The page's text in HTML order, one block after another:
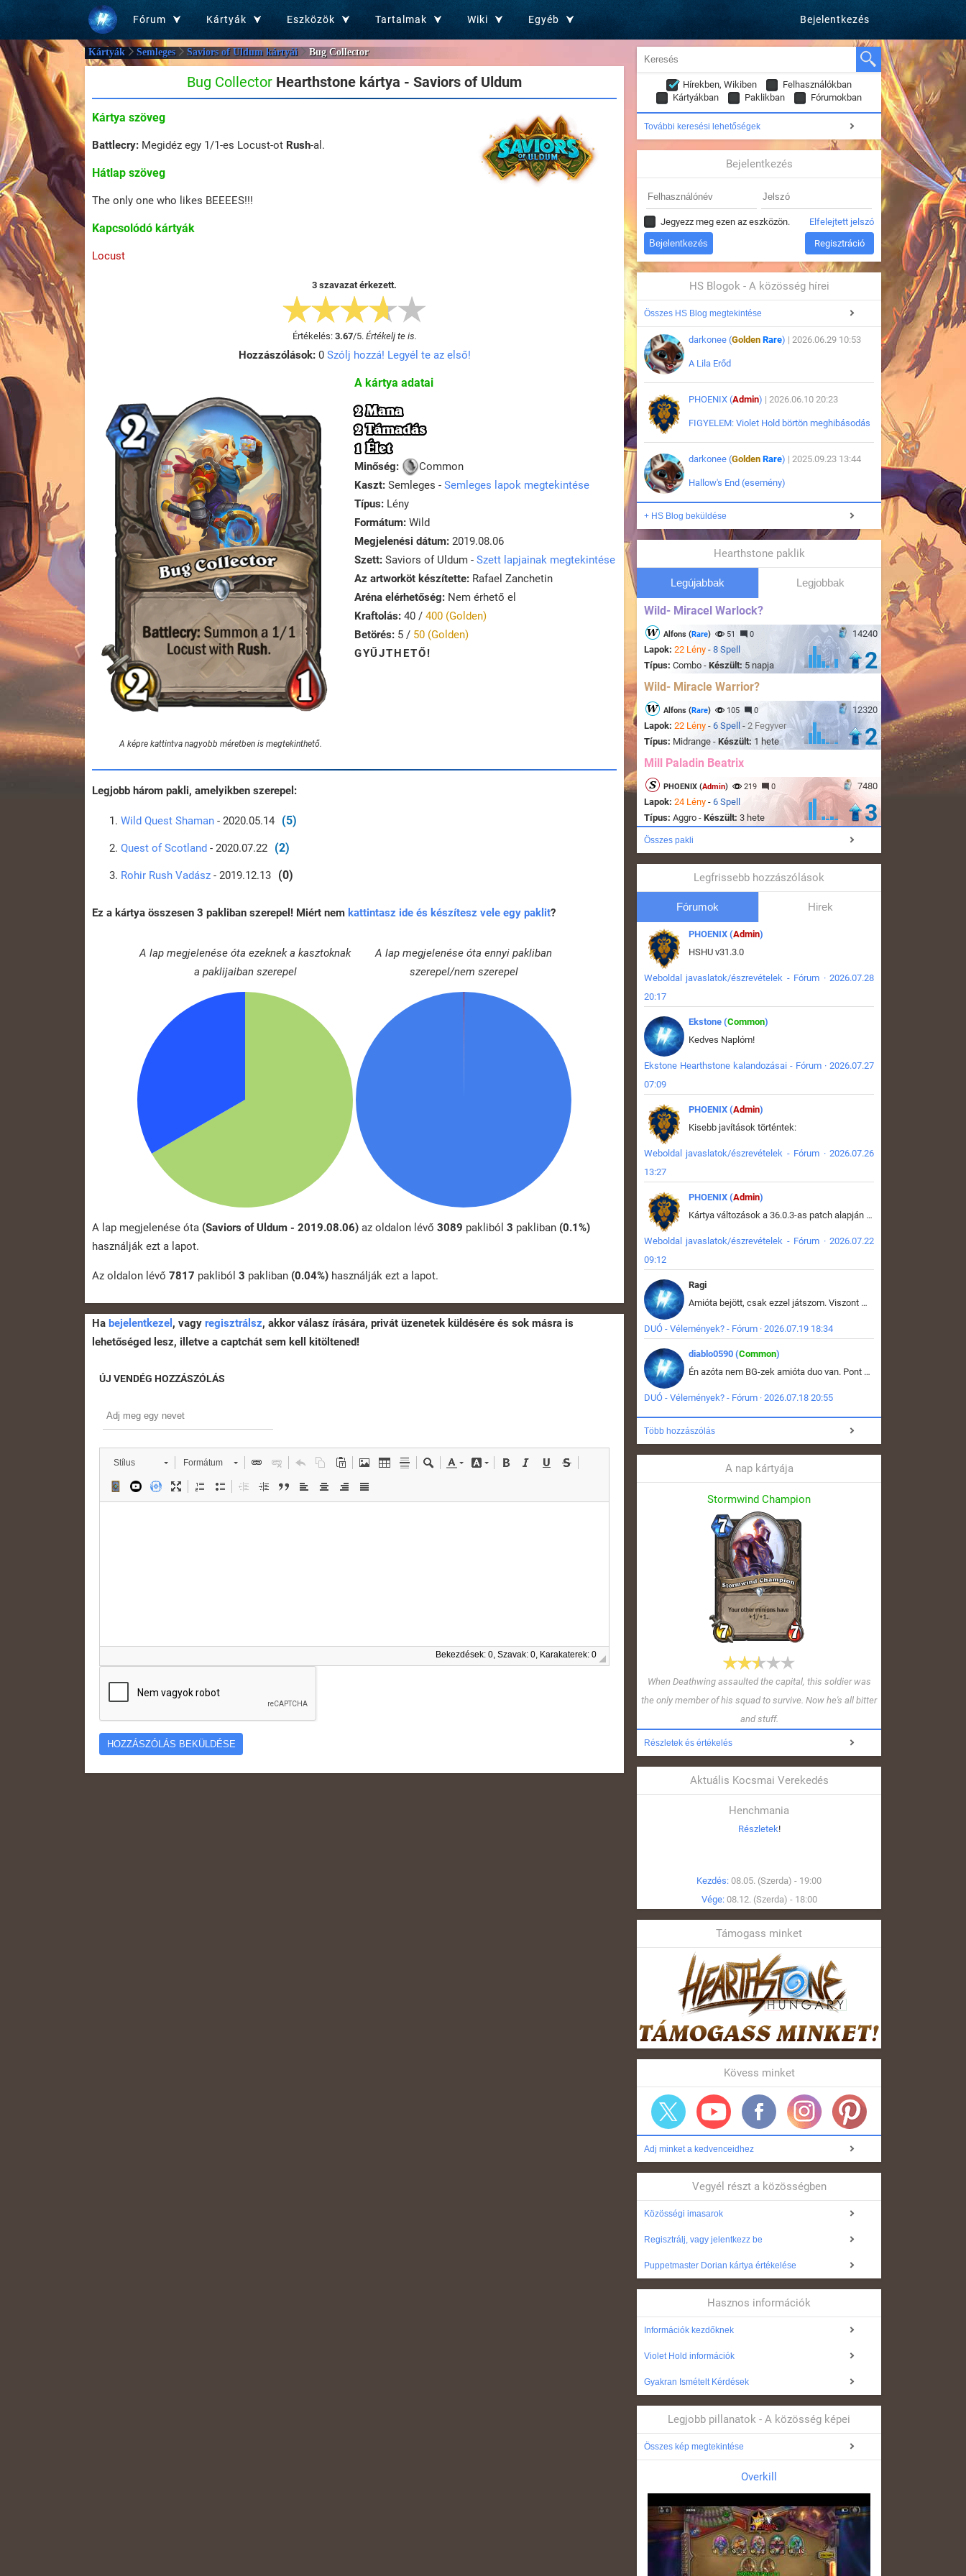
Fórum Kártyák Eszközök Tartalmak Wiki Egyéb Bejelentkezés
Kártyák Semleges Saviors of Uldum kártyái Bug Collector
Bug Collector Hearthstone kártya - Saviors of Uldum
Kártya szöveg
Battlecry: Megidéz egy 1/1-es Locust-ot Rush-al.
Hátlap szöveg
The only one who likes BEEEES!!!
Kapcsolódó kártyák
Locust
3 szavazat érkezett.
Értékelés: 3.67/5. Értékelj te is.
Hozzászólások:0 Szólj hozzá! Legyél te az első!
A képre kattintva nagyobb méretben is megtekinthető.
A kártya adatai
2 Mana
2 Támadás
1 Élet
Minőség:
Common
Kaszt: Semleges - Semleges lapok megtekintése
Típus: Lény
Formátum: Wild
Megjelenési dátum: 2019.08.06
Szett: Saviors of Uldum - Szett lapjainak megtekintése
Az artworköt készítette: Rafael Zanchetin
Aréna elérhetőség: Nem érhető el
Kraftolás: 40 / 400 (Golden)
Betörés: 5 / 50 (Golden)
GYŰJTHETŐ!
Legjobb három pakli, amelyikben szerepel:
Wild Quest Shaman - 2020.05.14 (5)
Quest of Scotland - 2020.07.22 (2)
Rohir Rush Vadász - 2019.12.13 (0)
Ez a kártya összesen 3 pakliban szerepel! Miért nem kattintasz ide és készítesz vele egy paklit?
A lap megjelenése óta ezeknek a kasztoknak
a paklijaiban szerepel
A lap megjelenése óta ennyi pakliban
szerepel/nem szerepel
A lap megjelenése óta (Saviors of Uldum - 2019.08.06) az oldalon lévő 3089 pakliból 3 pakliban (0.1%)
használják ezt a lapot.
Az oldalon lévő 7817 pakliból 3 pakliban (0.04%) használják ezt a lapot.
Ha bejelentkezel , vagy regisztrálsz, akkor válasz írására, privát üzenetek küldésére és sok másra is
lehetőséged lesz, illetve a captchát sem kell kitöltened!
ÚJ VENDÉG HOZZÁSZÓLÁS
Stílus Formátum
Bekezdések: 0, Szavak: 0, Karakaterek: 0
Hírekben, Wikiben
Felhasználókban
Kártyákban
Paklikban Fórumokban
További keresési lehetőségek
Bejelentkezés
Jegyezz meg ezen az eszközön. Elfelejtett jelszó
Regisztráció
HS Blogok - A közösség hírei
Összes HS Blog megtekintése
darkonee (Golden Rare) | 2026.06.29 10:53
A Lila Erőd
PHOENIX (Admin) | 2026.06.10 20:23
FIGYELEM: Violet Hold börtön meghibásodás
darkonee (Golden Rare) | 2025.09.23 13:44
Hallow's End (esemény)
+ HS Blog beküldése
Hearthstone paklik
Legújabbak Legjobbak
Wild- Miracel Warlock?
14240
Alfons (Rare) 51 0
Lapok: 22 Lény - 8 Spell
Típus: Combo - Készült: 5 napja 2
Wild- Miracle Warrior?
12320
Alfons (Rare) 105 0
Lapok: 22 Lény - 6 Spell - 2 Fegyver
Típus: Midrange - Készült: 1 hete 2
Mill Paladin Beatrix
7480
PHOENIX (Admin) 219 0
Lapok: 24 Lény - 6 Spell
Típus: Aggro - Készült: 3 hete 3
Összes pakli
Legfrissebb hozzászólások
Fórumok Hirek
PHOENIX (Admin)
HSHU v31.3.0
Weboldal javaslatok/észrevételek - Fórum · 2026.07.28
20:17
Ekstone (Common)
Kedves Naplóm!
Ekstone Hearthstone kalandozásai - Fórum · 2026.07.27
07:09
PHOENIX (Admin)
Kisebb javítások történtek:
Weboldal javaslatok/észrevételek - Fórum · 2026.07.26
13:27
PHOENIX (Admin)
Kártya változások a 36.0.3-as patch alapján frissítve az adatbázisban (képek is cserélve).
Weboldal javaslatok/észrevételek - Fórum · 2026.07.22
09:12
Ragi
Amióta bejött, csak ezzel játszom. Viszont mint minden más - akár az alapjáték is, ez is baromira összetett lett. Néha már pár kör után is esélytelen az egész. Vagy irreállisan túltápol valaki, vagy lelép a partner, vagy csak hülye mint a segg. És amikor eljönne az én időm, na akkor jön el mindenki másé is. Engem jobban érdekelne, hogy ki milyen ratingen szokott játszani. Na ez lenne egy érdekes adat.
DUÓ - Vélemények? - Fórum · 2026.07.19 18:34
diablo0590 (Common)
Én azóta nem BG-zek amióta duo van. Pont azt szerettem benne, hogy rajtam múlik mi történik, nem pedig a társamon. Kérem vissza a régi BG-t :D
DUÓ - Vélemények? - Fórum · 2026.07.18 20:55
Több hozzászólás
A nap kártyája
Stormwind Champion
When Deathwing assaulted the capital, this soldier was
the only member of his squad to survive. Now he's all bitter
and stuff.
Részletek és értékelés
Aktuális Kocsmai Verekedés
Henchmania
Részletek!
Kezdés: 08.05. (Szerda) - 19:00
Vége: 08.12. (Szerda) - 18:00
Támogass minket
Kövess minket
Adj minket a kedvenceidhez
Vegyél részt a közösségben
Közösségi imasarok
Regisztrálj, vagy jelentkezz be
Puppetmaster Dorian kártya értékelése
Hasznos információk
Információk kezdőknek
Violet Hold információk
Gyakran Ismételt Kérdések
Legjobb pillanatok - A közösség képei
Összes kép megtekintése
Overkill